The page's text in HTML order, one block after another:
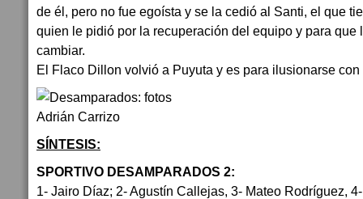
de él, pero no fue egoísta y se la cedió al Santi, el que
quien le pidió por la recuperación del equipo y para que
cambiar.
El Flaco Dillon volvió a Puyuta y es para ilusionarse
SÍNTESIS:
SPORTIVO DESAMPARADOS 2:
1- Jairo Díaz; 2- Agustín Callejas, 3- Mateo Rodríguez,